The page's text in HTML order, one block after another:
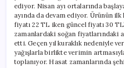
ediyor. Nisan ayı ortalarında
ayında da devam ediyor. Ürünün
fiyatı 22 TL iken güncel fiyatı 30
zamanlardaki soğan fiyatlarındaki
etti. Geçen yıl kuraklık nedeniyle
yağışlarla birlikte verimin
toplanıyor. Hasat zamanlarında